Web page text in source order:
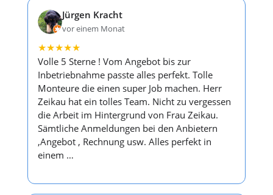
Jürgen Kracht
vor einem Monat
★★★★★
Volle 5 Sterne ! Vom Angebot bis zur
Inbetriebnahme passte alles perfekt. Tolle
Monteure die einen super Job machen. Herr
Zeikau hat ein tolles Team. Nicht zu vergessen
die Arbeit im Hintergrund von Frau Zeikau.
Sämtliche Anmeldungen bei den Anbietern
,Angebot , Rechnung usw. Alles perfekt in
einem …